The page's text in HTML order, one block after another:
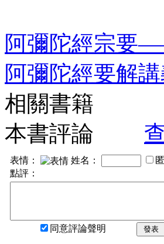
阿彌陀經宗要
阿彌陀經要解
相關書籍
本書評論
表情： 姓名：
點評：
同意評論聲明 發表